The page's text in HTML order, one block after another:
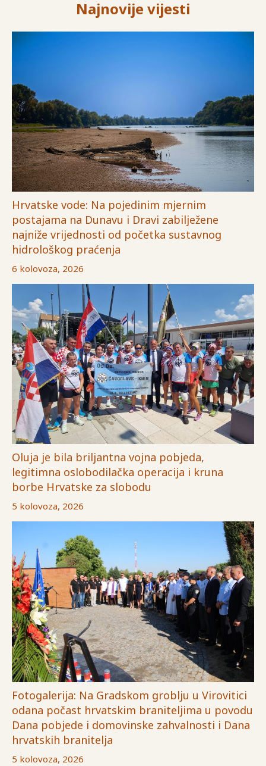
Najnovije vijesti
Hrvatske vode: Na pojedinim mjernim
postajama na Dunavu i Dravi zabilježene
najniže vrijednosti od početka sustavnog
hidrološkog praćenja
6 kolovoza, 2026
Oluja je bila briljantna vojna pobjeda,
legitimna oslobodilačka operacija i kruna
borbe Hrvatske za slobodu
5 kolovoza, 2026
Fotogalerija: Na Gradskom groblju u Virovitici
odana počast hrvatskim braniteljima u povodu
Dana pobjede i domovinske zahvalnosti i Dana
hrvatskih branitelja
5 kolovoza, 2026